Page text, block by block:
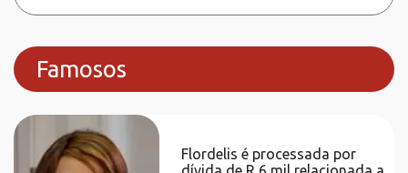
Famosos
Flordelis é processada por